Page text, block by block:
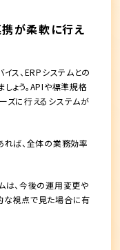
が柔軟に行え
ス、ERPシステムとの
ょう。APIや標準規格
ズに行えるシステムが
ば、全体の業務効率
は、今後の運用変更や
な視点で見た場合に有